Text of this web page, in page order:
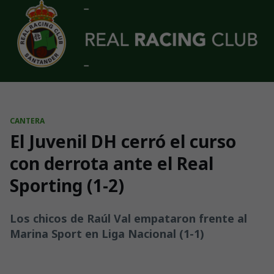
Skip to main content
CANTERA
El Juvenil DH cerró el curso
con derrota ante el Real
Sporting (1-2)
Los chicos de Raúl Val empataron frente al
Marina Sport en Liga Nacional (1-1)